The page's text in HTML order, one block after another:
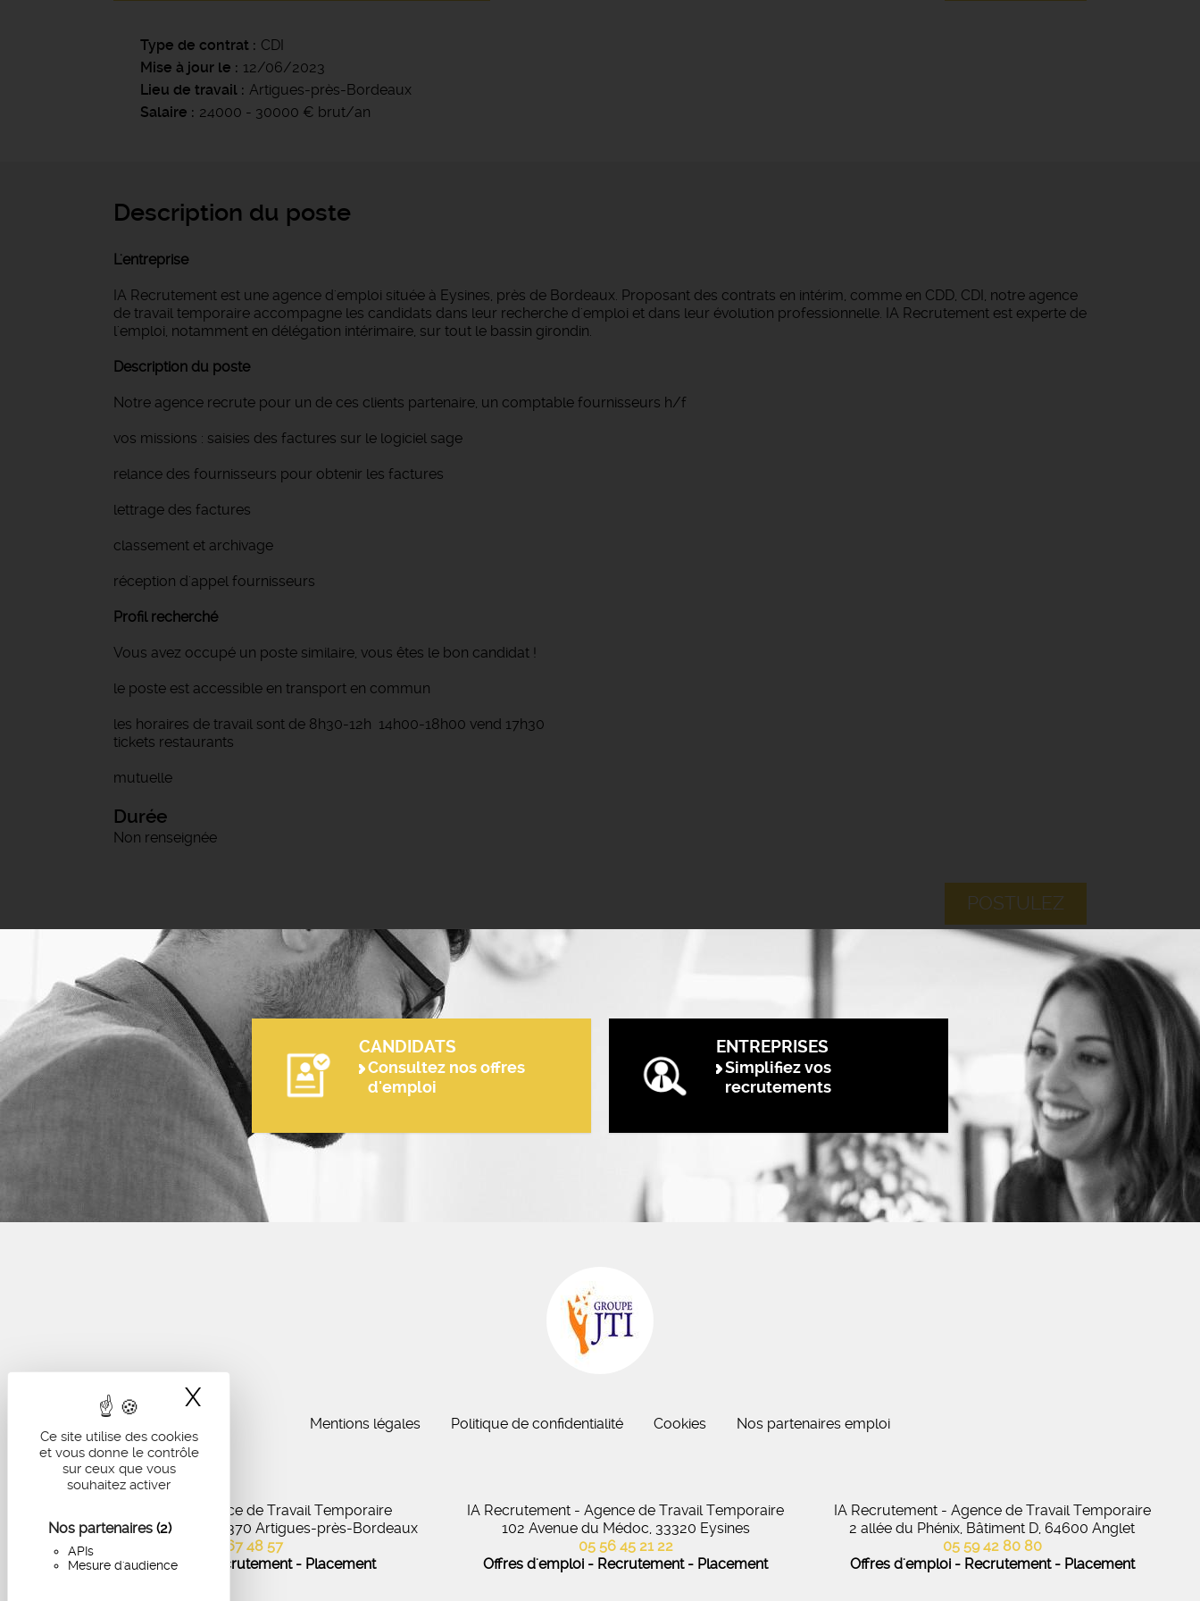
Ce site utilise des cookies
et vous donne le contrôle
sur ceux que vous
souhaitez activer
Nos partenaires (2)
APIs
Mesure d'audience
X
Type de contrat
CDI
Mise à jour le
12/06/2023
Lieu de travail
Artigues-près-Bordeaux
Salaire
24000 - 30000 € brut/an
Description du poste
L'entreprise
IA Recrutement est une agence d'emploi située à Eysines, près de Bordeaux. Proposant des contrats en intérim, comme en CDD, CDI, notre agence
de travail temporaire accompagne les candidats dans leur recherche d'emploi et dans leur évolution professionnelle. IA Recrutement est experte de
l'emploi, notamment en délégation intérimaire, sur tout le bassin girondin.
Description du poste
Notre agence recrute pour un de ces clients partenaire, un comptable fournisseurs h/f
vos missions : saisies des factures sur le logiciel sage
relance des fournisseurs pour obtenir les factures
lettrage des factures
classement et archivage
réception d'appel fournisseurs
Profil recherché
Vous avez occupé un poste similaire, vous êtes le bon candidat !
le poste est accessible en transport en commun
les horaires de travail sont de 8h30-12h 14h00-18h00 vend 17h30
tickets restaurants
mutuelle
Durée
Non renseignée
POSTULEZ
CANDIDATS
Consultez nos offres
d'emploi
ENTREPRISES
Simplifiez vos
recrutements
Mentions légales Politique de confidentialité Cookies Nos partenaires emploi
IA Recrutement - Agence de Travail Temporaire
27 Avenue de Virecourt, 33370 Artigues-près-Bordeaux
05 56 67 48 57
Offres d'emploi - Recrutement - Placement
IA Recrutement - Agence de Travail Temporaire
102 Avenue du Médoc, 33320 Eysines
05 56 45 21 22
Offres d'emploi - Recrutement - Placement
IA Recrutement - Agence de Travail Temporaire
2 allée du Phénix, Bâtiment D, 64600 Anglet
05 59 42 80 80
Offres d'emploi - Recrutement - Placement